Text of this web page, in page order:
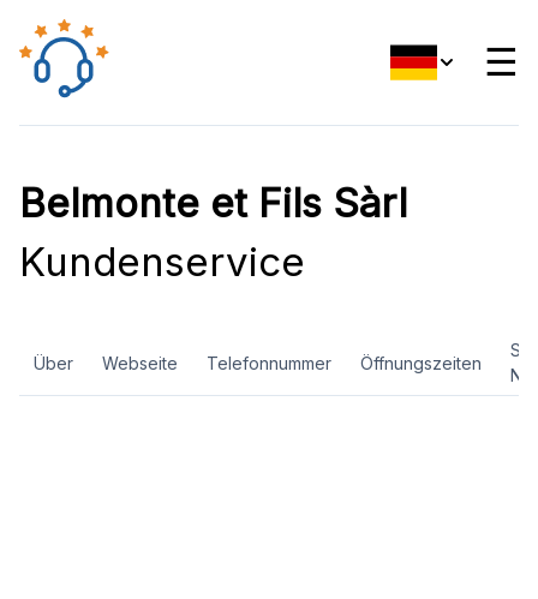
☰
Belmonte et Fils Sàrl
Kundenservice
Über Webseite Telefonnummer Öffnungszeiten